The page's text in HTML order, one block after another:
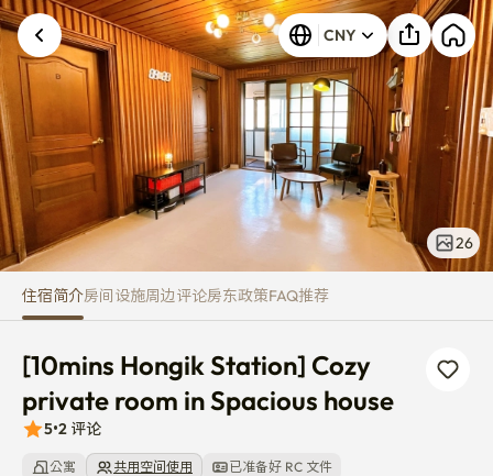
[10mins Hongik Station] Cozy
CNY
26
住宿简介房间设施周边评论房东政策FAQ推荐
[10mins Hongik Station] Cozy
private room in Spacious house
5•2 评论
公寓 共用空间使用 已准备好 RC 文件